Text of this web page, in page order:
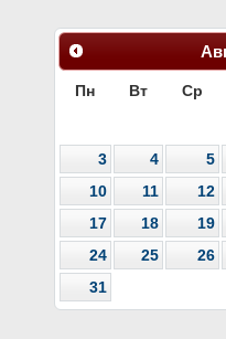
Пн Вт Ср
3
4 5
10
11 12
17
18 19
24
25 26
31